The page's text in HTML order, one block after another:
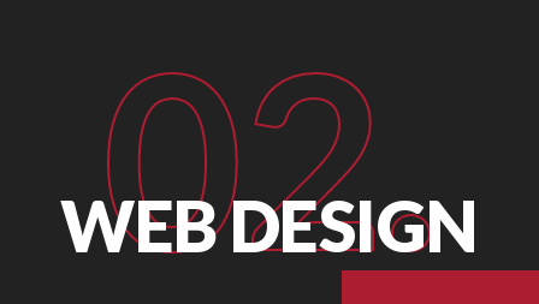
02.
WEB DESIGN